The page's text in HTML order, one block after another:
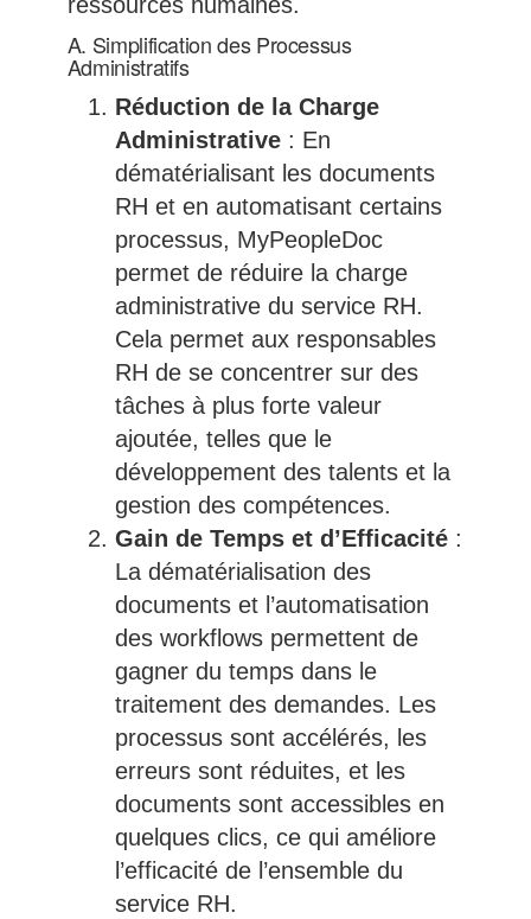
A. Simplification des Processus
Administratifs
Réduction de la Charge
Administrative: En
dématérialisant les documents
RH et en automatisant certains
processus, MyPeopleDoc
permet de réduire la charge
administrative du service RH.
Cela permet aux responsables
RH de se concentrer sur des
tâches à plus forte valeur
ajoutée, telles que le
développement des talents et la
gestion des compétences.
Gain de Temps et d’Efficacité:
La dématérialisation des
documents et l’automatisation
des workflows permettent de
gagner du temps dans le
traitement des demandes. Les
processus sont accélérés, les
erreurs sont réduites, et les
documents sont accessibles en
quelques clics, ce qui améliore
l’efficacité de l’ensemble du
service RH.